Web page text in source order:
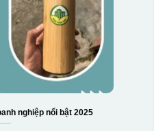
nghiệp nổi bật 2025